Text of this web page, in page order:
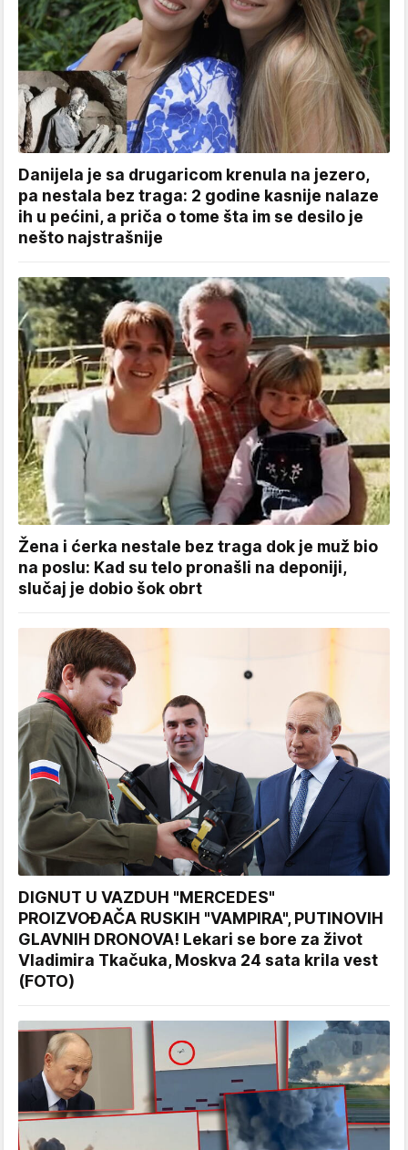
Danijela je sa drugaricom krenula na jezero,
pa nestala bez traga: 2 godine kasnije nalaze
ih u pećini, a priča o tome šta im se desilo je
nešto najstrašnije
Žena i ćerka nestale bez traga dok je muž bio
na poslu: Kad su telo pronašli na deponiji,
slučaj je dobio šok obrt
DIGNUT U VAZDUH "MERCEDES"
PROIZVOĐAČA RUSKIH "VAMPIRA", PUTINOVIH
GLAVNIH DRONOVA! Lekari se bore za život
Vladimira Tkačuka, Moskva 24 sata krila vest
(FOTO)